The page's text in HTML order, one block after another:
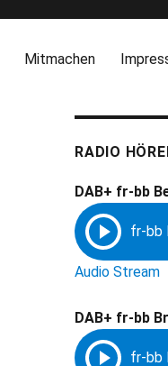
Mitmachen
RADIO
DAB+ fr-bb
Audio Stream
DAB+ fr-bb